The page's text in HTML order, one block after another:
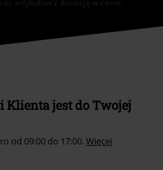
artykułów z donacją w cenie.
Klienta jest do Twojej
od 09:00 do 17:00. Więcej